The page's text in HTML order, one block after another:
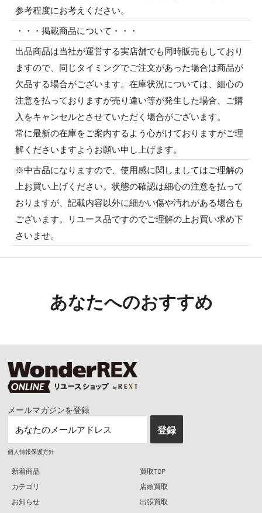
参考程度にお考えください。
・・・掲載商品について・・・
出品商品は当社が運営する実店舗でも同時販売もしており
ますので、同じタイミングでご注文があった場合は商品が
欠品する場合がございます。在庫状況については、細心の
注意を払っておりますが売り違い等が発生した場合、ご購
入をキャンセルとさせていただく場合がございます。
常に最新の在庫をご案内するよう心がけておりますがご理
解くださいますようお願い申し上げます。
※中古品になりますので、使用感に関しましてはご理解の
上お買い上げください。状態の確認は細心の注意を払って
おりますが、記載内容以外に細かい傷や汚れがある場合も
ございます。リユース品ですのでご理解の上お買い求め下
さいませ。
あなたへのおすすめ
メールマガジンを登録
あなたのメールアドレス 登録
個人情報保護方針
新着商品
カテゴリ
お知らせ
買取TOP
店頭買取
出張買取